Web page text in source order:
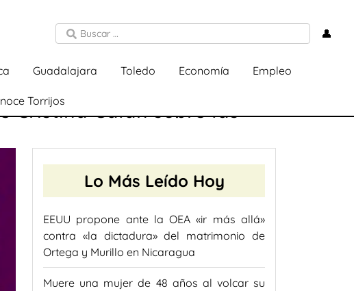
👤
Guadalajara Toledo Economía Empleo
Torrijos
Cristina Galán sobre las
Lo Más Leído Hoy
EEUU propone ante la OEA «ir más allá»
contra «la dictadura» del matrimonio de
Ortega y Murillo en Nicaragua
Muere una mujer de 48 años al volcar su